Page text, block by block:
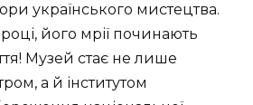
українського мистецтва.
його мрії починають
Музей стає не лише
а й інститутом